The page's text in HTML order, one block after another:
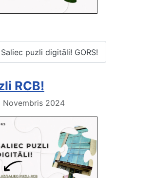
puzli digitāli! GORS!
RCB!
Novembris 2024